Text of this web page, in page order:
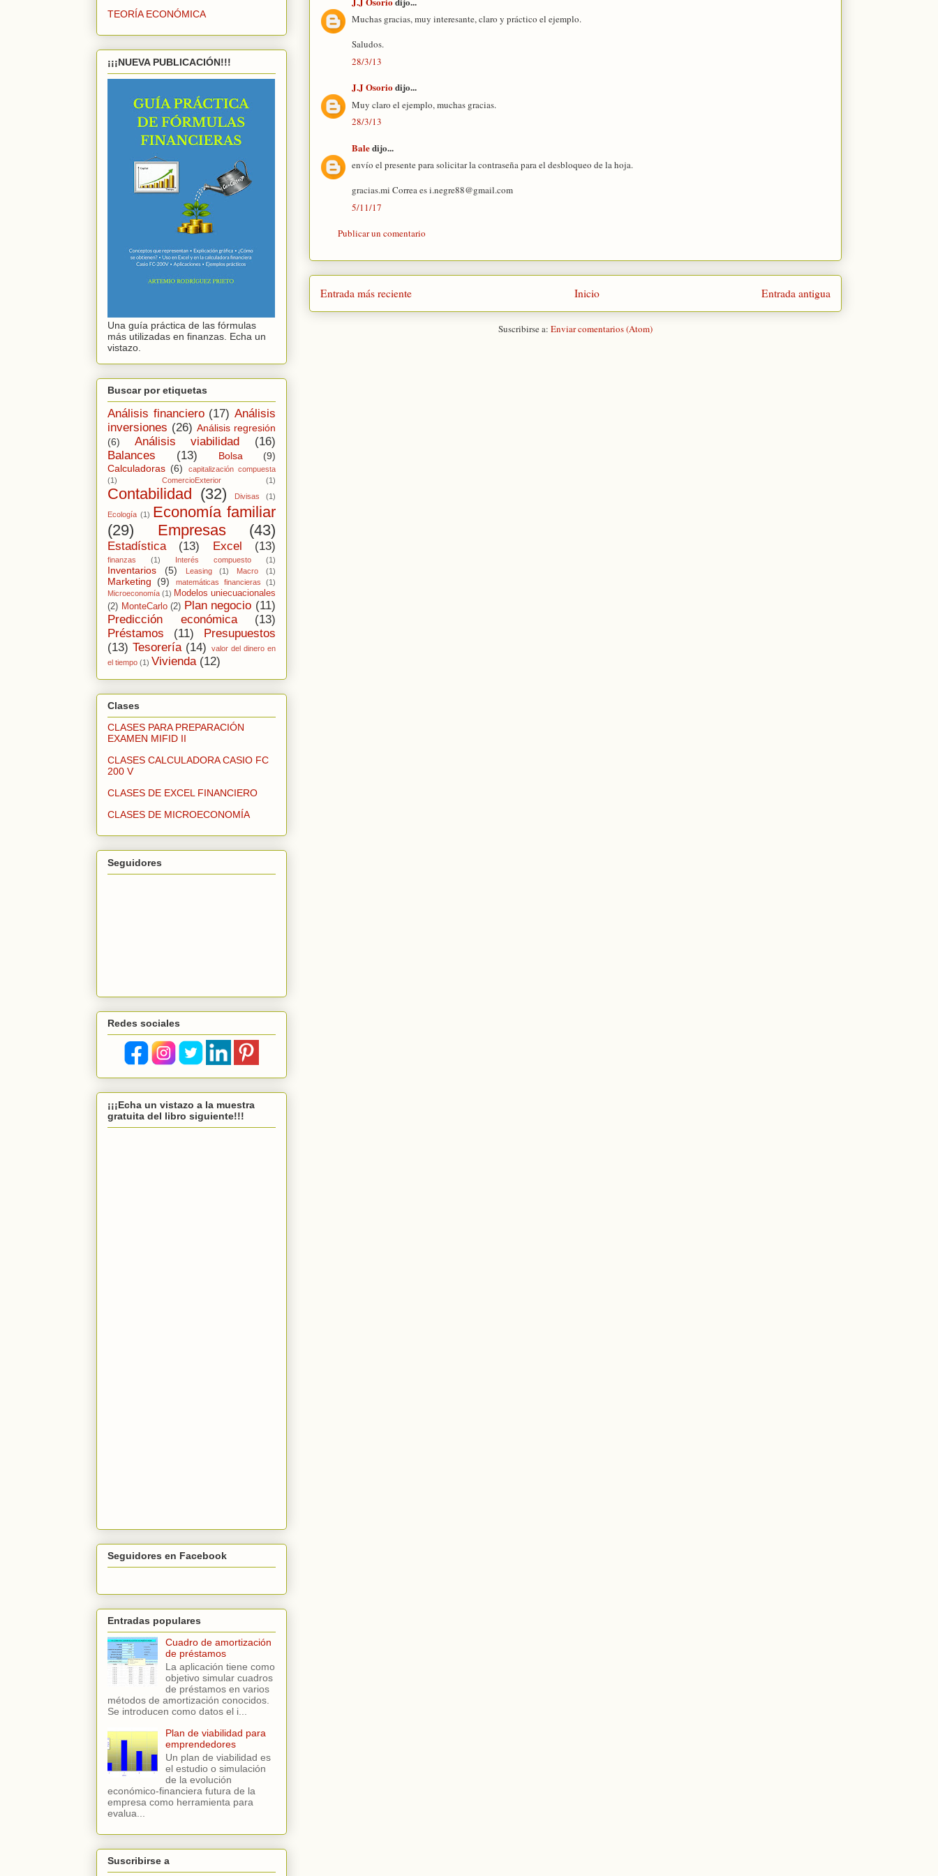
Muchas gracias, muy interesante, claro y práctico el ejemplo.
Saludos.
28/3/13
J.J Osoriodijo...
Muy claro el ejemplo, muchas gracias.
28/3/13
Baledijo...
envío el presente para solicitar la contraseña para el desbloqueo de la hoja.
gracias.mi Correa es i.negre88@gmail.com
5/11/17
Publicar un comentario
Entrada más reciente Entrada antigua
Inicio
Suscribirse a: Enviar comentarios (Atom)
TEORÍA ECONÓMICA
¡¡¡NUEVA PUBLICACIÓN!!!
Una guía práctica de las fórmulas
más utilizadas en finanzas. Echa un
vistazo.
Buscar por etiquetas
Análisis financiero (17) Análisis
inversiones (26) Análisis regresión
(6)
Análisis viabilidad
(16)
Balances
(13) Bolsa
(9)
Calculadoras (6)
capitalización compuesta
(1)
ComercioExterior (1)
Contabilidad (32) Divisas (1)
Ecología (1) Economía familiar
(29)
Empresas (43)
Estadística (13) Excel (13)
finanzas (1) Interés compuesto (1)
Inventarios (5) Leasing (1) Macro (1)
Marketing (9) matemáticas financieras
(1)
Microeconomía (1) Modelos uniecuacionales
(2) MonteCarlo (2) Plan negocio (11)
Predicción económica
(13)
Préstamos
(11)
Presupuestos
(13) Tesorería (14)
valor del dinero en
el tiempo (1) Vivienda (12)
Clases
CLASES PARA PREPARACIÓN
EXAMEN MIFID II
CLASES CALCULADORA CASIO FC
200 V
CLASES DE EXCEL FINANCIERO
CLASES DE MICROECONOMÍA
Seguidores
Redes sociales
¡¡¡Echa un vistazo a la muestra
gratuita del libro siguiente!!!
Seguidores en Facebook
Entradas populares
Cuadro de amortización
de préstamos
La aplicación tiene como
objetivo simular cuadros
de préstamos en varios
métodos de amortización conocidos.
Se introducen como datos el i...
Plan de viabilidad para
emprendedores
Un plan de viabilidad es
el estudio o simulación
de la evolución
económico-financiera futura de la
empresa como herramienta para
evalua...
Suscribirse a